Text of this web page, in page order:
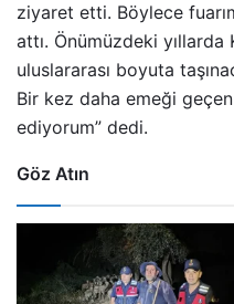
ziyaret etti. Böylece
attı. Önümüzdeki yıllarda
uluslararası boyuta
Bir kez daha emeği
ediyorum” dedi.
Göz Atın